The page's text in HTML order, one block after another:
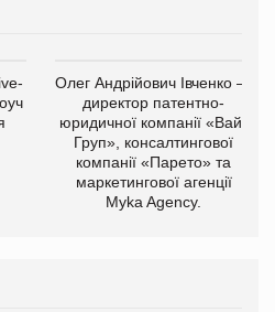
Олег Андрійович Івченко —
директор патентно-
юридичної компанії «Вайз
Груп», консалтингової
компанії «Парето» та
маркетингової агенції
Myka Agency.